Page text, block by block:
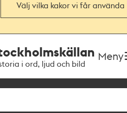
Välj vilka kakor vi får använda
i ord, ljud och bild
Meny